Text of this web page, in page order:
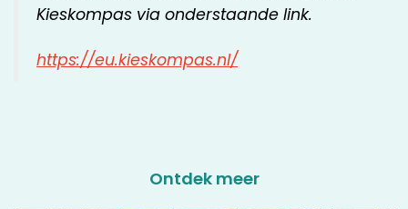
Kieskompas via onderstaande link.
https://eu.kieskompas.nl/
Ontdek meer